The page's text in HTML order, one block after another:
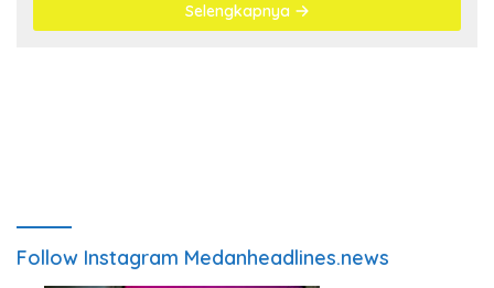
Selengkapnya
Follow Instagram Medanheadlines.news